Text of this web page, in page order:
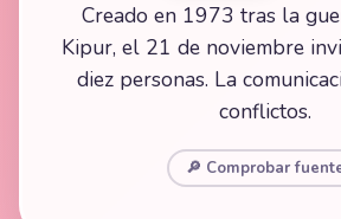
Creado en 1973 tras la
Kipur, el 21 de noviembre
diez personas. La
conflictos.
🔎 Comprobar